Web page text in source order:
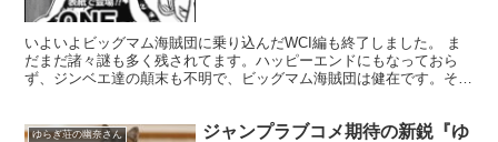
いよいよビッグマム海賊団に乗り込んだWCI編も終了しました。 ま
だまだ諸々謎も多く残されてます。ハッピーエンドにもなっておら
ず、ジンベエ達の顛末も不明で、ビッグマム海賊団は健在です。それ
ゆらぎ荘の幽奈さん
ジャンプラブコメ期待の新鋭『ゆ